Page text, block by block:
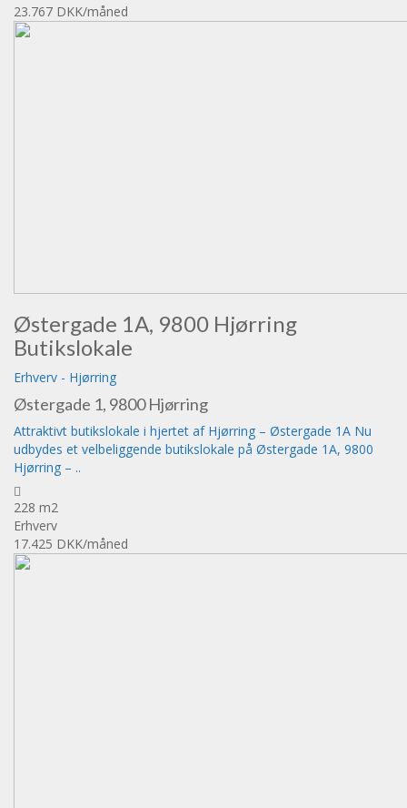
23.767 DKK/måned
Østergade 1A, 9800 Hjørring
Butikslokale
Erhverv - Hjørring
Østergade 1, 9800 Hjørring
Attraktivt butikslokale i hjertet af Hjørring – Østergade 1A Nu
udbydes et velbeliggende butikslokale på Østergade 1A, 9800
Hjørring – ..
228 m2
Erhverv
17.425 DKK/måned